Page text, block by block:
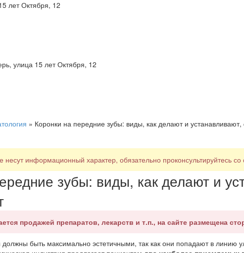
лет Октября, 12
улица 15 лет Октября, 12
» Коронки на передние зубы: виды, как делают и устанавливают,
несут информационный характер, обязательно проконсультируйтесь со
зубы: виды, как делают и
продажей препаратов, лекарств и т.п., на сайте размещена
быть максимально эстетичными, так как они попадают в линию